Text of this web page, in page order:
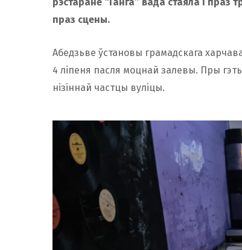
праз сцены.
Абедзьве ўстановы грамадскага
4 ліпеня пасля моцнай залевы. Пры
нізіннай частцы вуліцы.